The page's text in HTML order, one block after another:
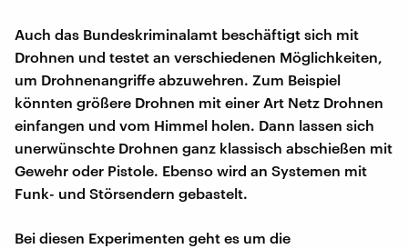
Auch das Bundeskriminalamt beschäftigt sich mit
Drohnen und testet an verschiedenen Möglichkeiten,
um Drohnenangriffe abzuwehren. Zum Beispiel
könnten größere Drohnen mit einer Art Netz Drohnen
einfangen und vom Himmel holen. Dann lassen sich
unerwünschte Drohnen ganz klassisch abschießen mit
Gewehr oder Pistole. Ebenso wird an Systemen mit
Funk- und Störsendern gebastelt.
Bei diesen Experimenten geht es um die